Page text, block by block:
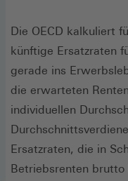
Die OECD kalkuliert
künftige Ersatzraten
gerade ins
die erwarteten
individuellen
Ersatzraten, die in
Betriebsrenten